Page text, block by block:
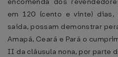
em 120 (cento e vinte) dias,
saída, possam demonstrar
Amapá, Ceará e Pará o
II da cláusula nona, por parte